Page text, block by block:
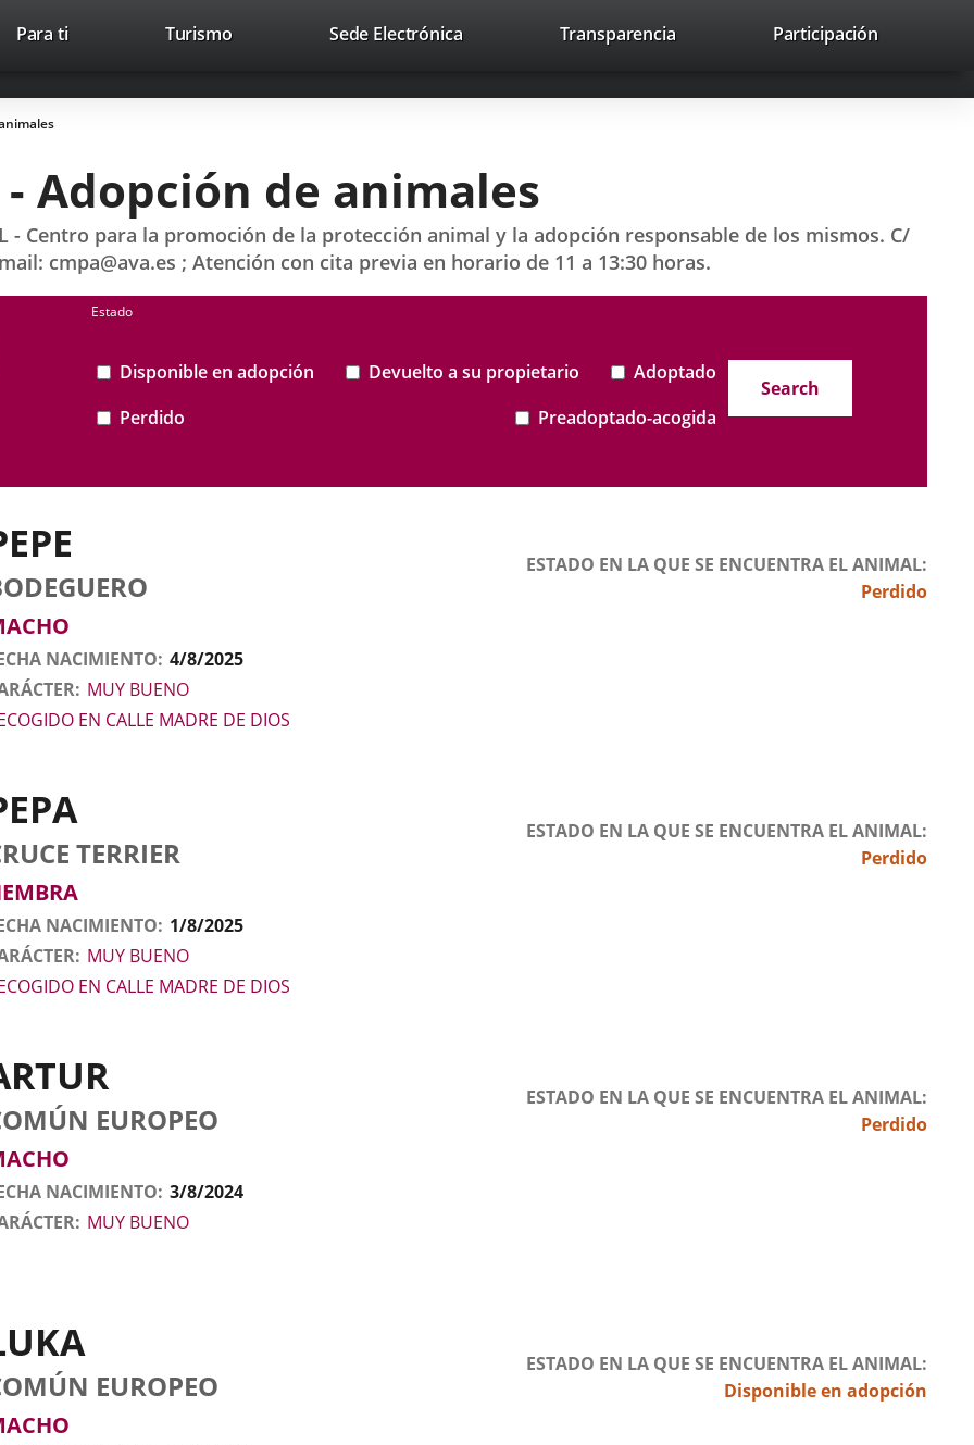
Trabaja con nosotros Contacto avaHeaderSocial
Link
external
Link
external
Link
external
Search
Para ti TurismoThis
open
up
window.
Sede ElectrónicaLink
application.
Transparencia Participación
- Adopción de animales
- Centro para la promoción de la protección animal y la adopción responsable de los mismos. C/
cmpa@ava.es ; Atención con cita previa en horario de 11 a 13:30 horas.
Estado
Disponible en adopción Devuelto a su propietario
Adoptado
Perdido
Preadoptado-acogida
Search
ESTADO EN LA QUE SE ENCUENTRA EL ANIMAL
Perdido
NACIMIENTO 4/8/2025
MUY BUENO
EN CALLE MADRE DE DIOS
TERRIER
ESTADO EN LA QUE SE ENCUENTRA EL ANIMAL
Perdido
NACIMIENTO 1/8/2025
MUY BUENO
EN CALLE MADRE DE DIOS
EUROPEO
ESTADO EN LA QUE SE ENCUENTRA EL ANIMAL
Perdido
NACIMIENTO 3/8/2024
MUY BUENO
EUROPEO
ESTADO EN LA QUE SE ENCUENTRA EL ANIMAL
Disponible en adopción